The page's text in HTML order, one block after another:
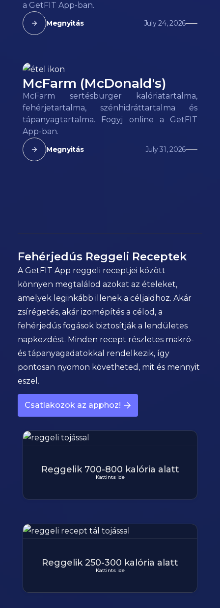
a GetFIT App-ban.
Megnyitás July 24, 2026
McFarm (McDonald's)
McFarm sertésburger kalóriatartalma,
fehérjetartalma, szénhidráttartalma és
tápanyagtartalma. Fogyj online a GetFIT
App-ban.
Megnyitás July 31, 2026
Fehérjedús Reggeli Receptek
A GetFIT App reggeli receptjei között
könnyen megtalálod azokat az ételeket,
amelyek leginkább illenek a céljaidhoz. Akár
zsírégetés, akár izomépítés a célod, a
fehérjedús fogások biztosítják a lendületes
napkezdést. Minden recept részletes makró-
és tápanyagadatokkal rendelkezik, így
pontosan nyomon követheted, mit és mennyit
eszel.
Csatlakozok az apphoz!
Reggelik 700-800 kalória alatt
Kattints ide
Reggelik 250-300 kalória alatt
Kattints ide